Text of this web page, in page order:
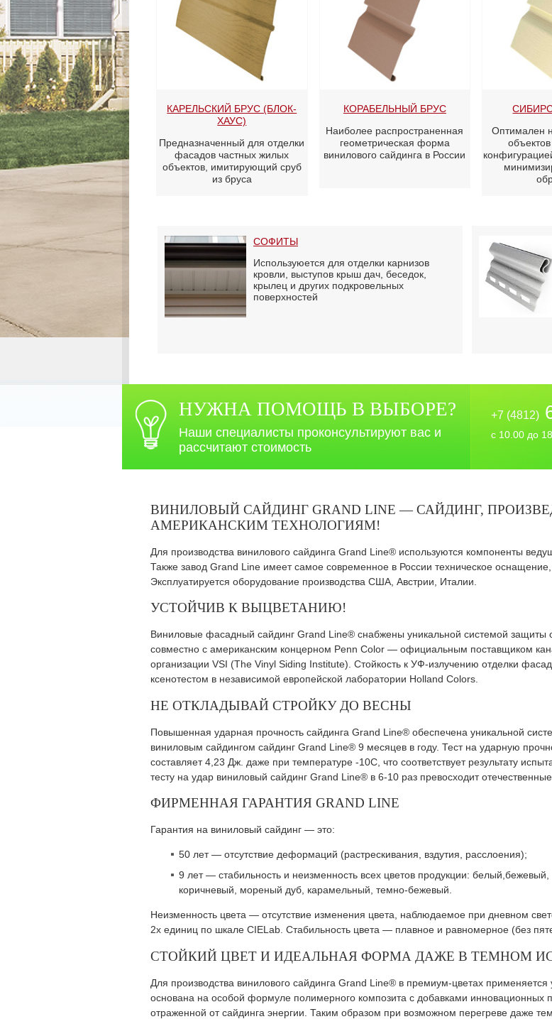
КАРЕЛЬСКИЙ БРУС (БЛОК-
ХАУС)
Предназначенный для отделки
фасадов частных жилых
объектов, имитирующий сруб
из бруса
КОРАБЕЛЬНЫЙ БРУС
Наиболее распространенная
геометрическая форма
винилового сайдинга в России
Оптимален
СОФИТЫ
Используюется для отделки карнизов
кровли, выступов крыш дач, беседок,
крылец и других подкровельных
поверхностей
НУЖНА ПОМОЩЬ В ВЫБОРЕ?
Наши специалисты проконсультируют вас и
рассчитают стоимость
+7 (4812)
с 10.00 до
ВИНИЛОВЫЙ САЙДИНГ GRAND LINE — САЙДИНГ,
АМЕРИКАНСКИМ ТЕХНОЛОГИЯМ!
Для производства винилового сайдинга Grand Line® используются компоненты
Также завод Grand Line имеет самое современное в России техническое
Эксплуатируется оборудование производства США, Австрии, Италии.
УСТОЙЧИВ К ВЫЦВЕТАНИЮ!
Виниловые фасадный сайдинг Grand Line® снабжены уникальной системой защиты
совместно с американским концерном Penn Color — официальным поставщиком
организации VSI (The Vinyl Siding Institute). Стойкость к УФ-излучению отделки
ксенотестом в независимой европейской лаборатории Holland Colors.
НЕ ОТКЛАДЫВАЙ СТРОЙКУ ДО ВЕСНЫ
Повышенная ударная прочность сайдинга Grand Line® обеспечена уникальной
виниловым сайдингом сайдинг Grand Line® 9 месяцев в году. Тест на ударную
составляет 4,23 Дж. даже при температуре -10С, что соответствует результату
тесту на удар виниловый сайдинг Grand Line® в 6-10 раз превосходит отечественные
ФИРМЕННАЯ ГАРАНТИЯ GRAND LINE
Гарантия на виниловый сайдинг — это:
50 лет — отсутствие деформаций (растрескивания, вздутия, расслоения);
9 лет — стабильность и неизменность всех цветов продукции:
коричневый, мореный дуб, карамельный, темно-бежевый.
Неизменность цвета — отсутствие изменения цвета, наблюдаемое при дневном
2х единиц по шкале CIELab. Стабильность цвета — плавное и равномерное (без
СТОЙКИЙ ЦВЕТ И ИДЕАЛЬНАЯ ФОРМА ДАЖЕ В ТЕМНОМ
Для производства винилового сайдинга Grand Line® в премиум-цветах применяется
основана на особой формуле полимерного композита с добавками инновационных
отраженной от сайдинга энергии. Таким образом при возможном перегреве даже